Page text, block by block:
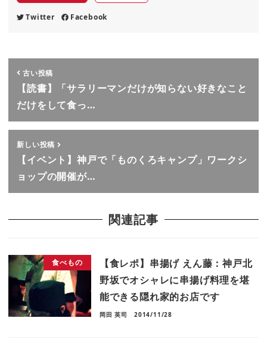
Twitter Facebook
古い投稿
【読書】「サラリーマンだけが知らない好きなこと
だけをして食っ…
新しい投稿
【イベント】神戸で「ものくろキャンプ」ワークシ
ョップの開催が…
関連記事
食べもの
【食レポ】串揚げ えん藤：神戸北
野坂でオシャレに串揚げ料理を堪
能できる隠れ家的お店です
岡田 英司 2014/11/28